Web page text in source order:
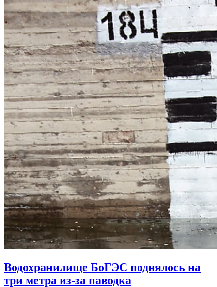
Водохранилище БоГЭС поднялось на
три метра из-за паводка